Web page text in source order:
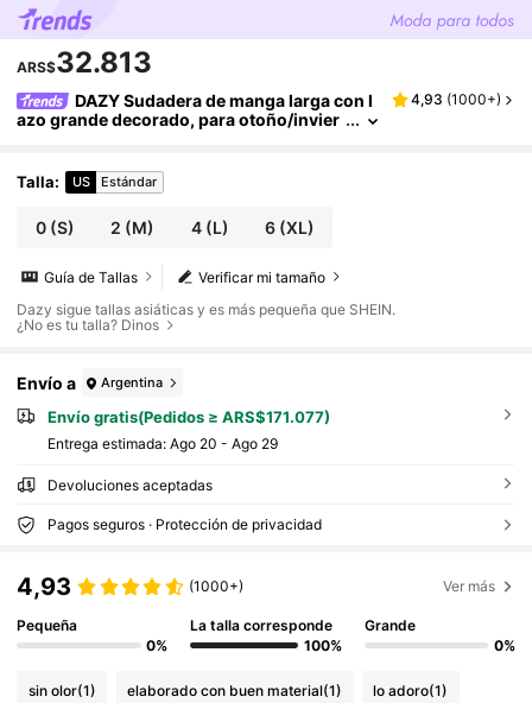
ARS$32.813
DAZY Sudadera de manga larga con l
azo grande decorado, para otoño/invier
4,93 (1000+)
Talla: US Estándar
0 (S) 2 (M) 4(L) 6 (XL)
Verificar mi tamaño
Guía de Tallas
Dazy sigue tallas asiáticas y es más pequeña que SHEIN.
¿No es tu talla? Dinos
Envío a Argentina
Envío gratis(Pedidos ≥ ARS$171.077)
Entrega estimada: Ago 20 - Ago 29
Devoluciones aceptadas
Pagos seguros · Protección de privacidad
4,93 (1000+) Ver más
Pequeña
0%
La talla corresponde
100%
Grande
0%
sin olor(1) elaborado con buen material(1) lo adoro(1)